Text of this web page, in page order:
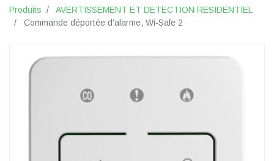
Produits
AVERTISSEMENT ET DETECTION RESIDENTIEL
Commande déportée d’alarme, Wi-Safe 2